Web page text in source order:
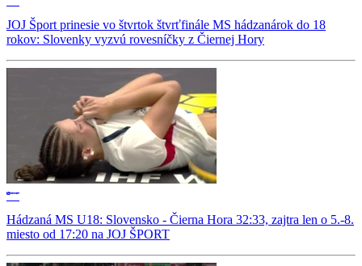
JOJ Šport prinesie vo štvrtok štvrťfinále MS hádzanárok do 18
rokov: Slovenky vyzvú rovesníčky z Čiernej Hory
Hádzaná MS U18: Slovensko - Čierna Hora 32:33, zajtra len o 5.-8.
miesto od 17:20 na JOJ ŠPORT